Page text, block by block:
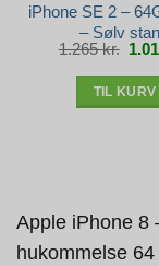
iPhone SE 2 –
– Sølv
1.265kr. Den
pris
TIL KURV
Apple iPhone 8
hukommelse